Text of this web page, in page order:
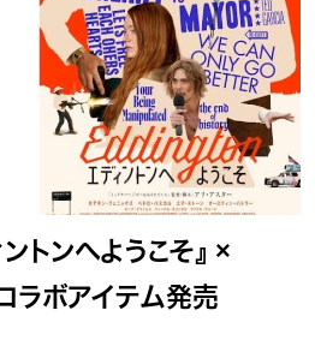
トンへようこそ』 ×
ラボアイテム発売